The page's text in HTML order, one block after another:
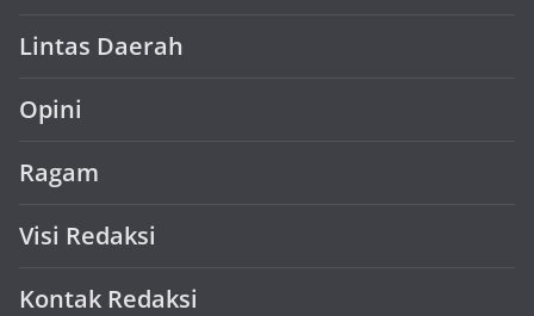
Lintas Daerah
Opini
Ragam
Visi Redaksi
Kontak Redaksi